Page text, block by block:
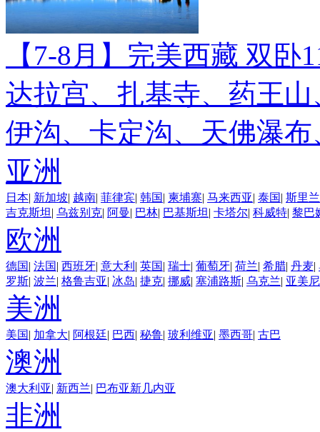
【7-8月】完美西藏 双
达拉宫、扎基寺、药王
伊沟、卡定沟、天佛瀑布
亚洲
日本| 新加坡| 越南| 菲律宾| 韩国| 柬埔寨| 马来西亚| 泰国| 斯里
吉克斯坦 | 乌兹别克| 阿曼| 巴林| 巴基斯坦 | 卡塔尔| 科威特| 黎巴
欧洲
德国| 法国| 西班牙| 意大利 | 英国| 瑞士| 葡萄牙| 荷兰| 希腊| 丹麦|
罗斯| 波兰| 格鲁吉亚| 冰岛| 捷克| 挪威| 塞浦路斯| 乌克兰| 亚美
美洲
美国| 加拿大| 阿根廷| 巴西| 秘鲁| 玻利维亚| 墨西哥| 古巴
澳洲
澳大利亚| 新西兰| 巴布亚新几内亚
非洲